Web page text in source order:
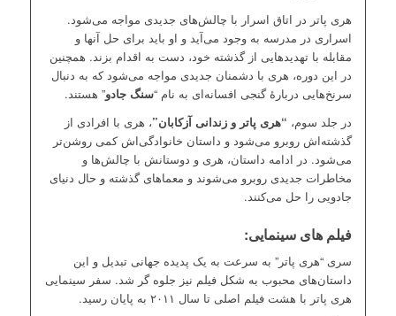
هری پاتر در اتاق اسرار با چالش‌های جدیدی مواجه می‌شود.
اسراری در مدرسه به وجود می‌آید و او باید برای حل آنها و
مقابله با تهدیدهایی از گذشته خود، دست به اقدام بزند. همچنین
در این دوره، هری با دشمنان جدیدی مواجه می‌شود که به دنبال
سرنخ‌هایی دربارهٔ گنجی افسانه‌ای به نام “سنگ جادو” هستند.
در جلد سوم، “هری پاتر و زندانی آزکابان”، هری با افرادی از
گذشته‌اش روبرو می‌شود و داستان خانوادگی‌اش کمی روشن‌تر
می‌شود. در ادامه داستان، هری و دوستانش با چالش‌ها و
مخاطرات جدیدی روبرو می‌شوند و معماهای گذشته و حال دنیای
جادویی را حل می‌کنند.
فیلم های سینمایی:
سری “هری پاتر” به سرعت به یک پدیده جهانی تبدیل و این
داستان‌های محبوب به شکل فیلم نیز جلوه گر شد. سفر سینمایی
هری پاتر با هشت فیلم اصلی تا سال ۲۰۱۱ به پایان رسید.